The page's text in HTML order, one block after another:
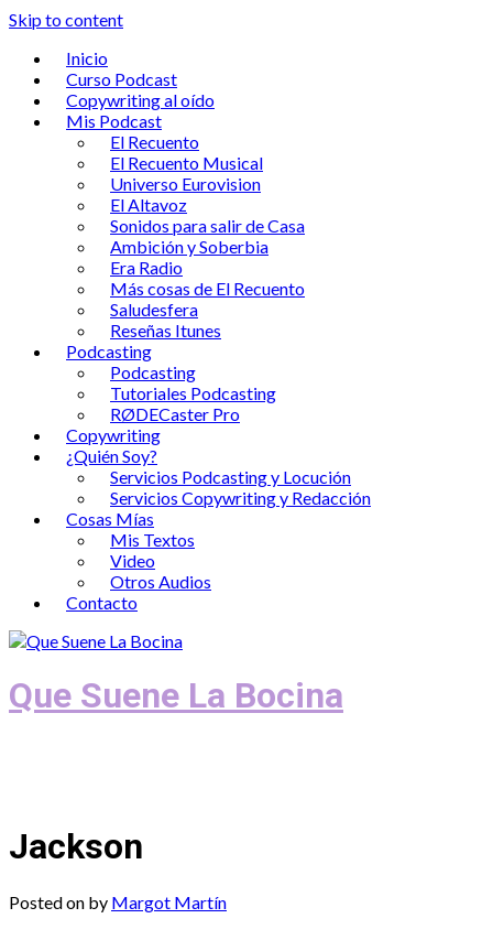
Skip to content
Inicio
Curso Podcast
Copywriting al oído
Mis Podcast
El Recuento
El Recuento Musical
Universo Eurovision
El Altavoz
Sonidos para salir de Casa
Ambición y Soberbia
Era Radio
Más cosas de El Recuento
Saludesfera
Reseñas Itunes
Podcasting
Podcasting
Tutoriales Podcasting
RØDECaster Pro
Copywriting
¿Quién Soy?
Servicios Podcasting y Locución
Servicios Copywriting y Redacción
Cosas Mías
Mis Textos
Video
Otros Audios
Contacto
Que Suene La Bocina
Jackson
Posted on by Margot Martín